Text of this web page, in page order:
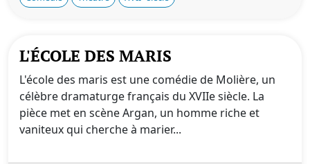
L'ÉCOLE DES MARIS
L'école des maris est une comédie de Molière, un
célèbre dramaturge français du XVIIe siècle. La
pièce met en scène Argan, un homme riche et
vaniteux qui cherche à marier...